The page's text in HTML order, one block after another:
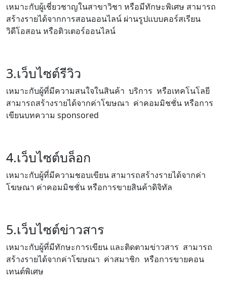
เหมาะกับผู้เชี่ยวชาญในสาขาวิชา หรือมีทักษะพิเศษ สามารถ
สร้างรายได้จากการสอนออนไลน์ ผ่านรูปแบบคอร์สเรียน
วิดีโอสอน หรือติวเตอร์ออนไลน์
3.เว็บไซต์รีวิว
เหมาะกับผู้ที่มีความสนใจในสินค้า บริการ หรือเทคโนโลยี
สามารถสร้างรายได้จากค่าโฆษณา ค่าคอมมิชชั่น หรือการ
เขียนบทความ sponsored
4.เว็บไซต์บล็อก
เหมาะกับผู้ที่มีความชอบเขียน สามารถสร้างรายได้จากค่า
โฆษณา ค่าคอมมิชชั่น หรือการขายสินค้าดิจิทัล
5.เว็บไซต์ข่าวสาร
เหมาะกับผู้ที่มีทักษะการเขียน และติดตามข่าวสาร สามารถ
สร้างรายได้จากค่าโฆษณา ค่าสมาชิก หรือการขายคอน
เทนต์พิเศษ